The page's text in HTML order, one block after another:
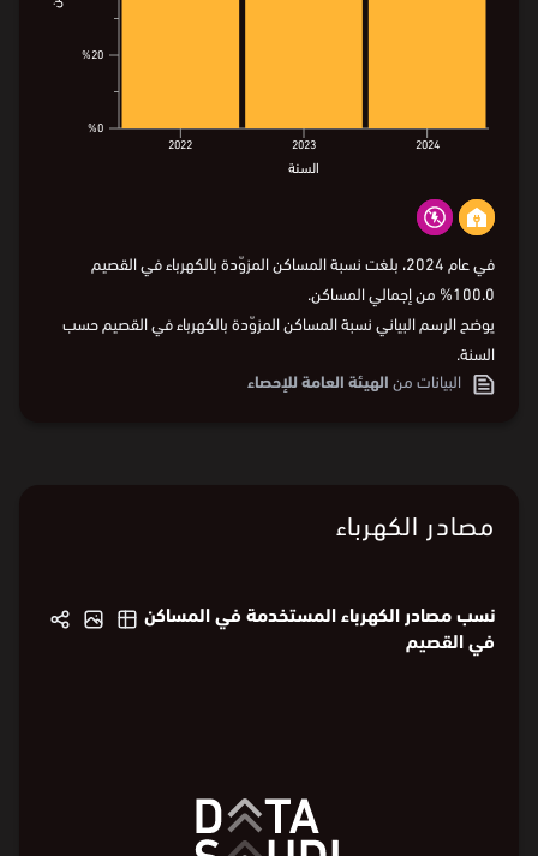
%20
%0
2022 2023 2024
السنة
%20
%0
في عام 2024، بلغت نسبة المساكن المزوّدة بالكهرباء في القصيم
100.0% من إجمالي المساكن.
يوضح الرسم البياني نسبة المساكن المزوّدة بالكهرباء في القصيم حسب
السنة.
البيانات منالهيئة العامة للإحصاء
مصادر الكهرباء
نسب مصادر الكهرباء المستخدمة في المساكن
في القصيم